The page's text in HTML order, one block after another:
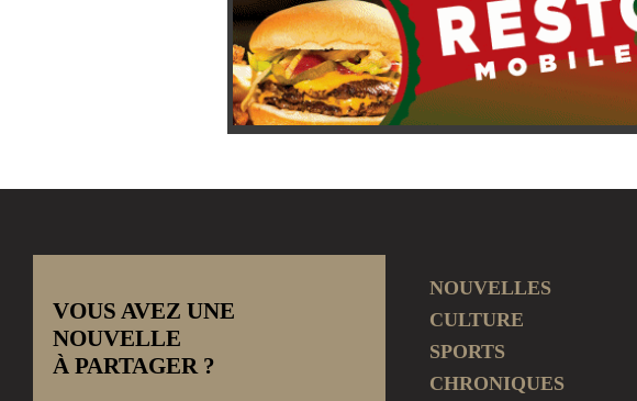
VOUS AVEZ UNE
NOUVELLE
À PARTAGER ?
NOUVELLES
CULTURE
SPORTS
CHRONIQUES